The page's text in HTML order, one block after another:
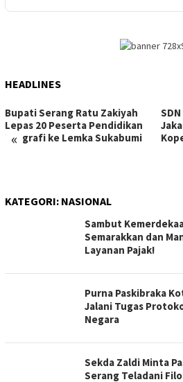
HEADLINES
«
Bupati Serang Ratu Zakiyah
Lepas 20 Peserta Pendidikan
Kaligrafi ke Lemka Sukabumi
KATEGORI: NASIONAL
Sambut
Semarakkan dan
Layanan Pajak!
Purna Paskibraka
Jalani Tugas
Negara
Sekda Zaldi Minta
Serang Teladani